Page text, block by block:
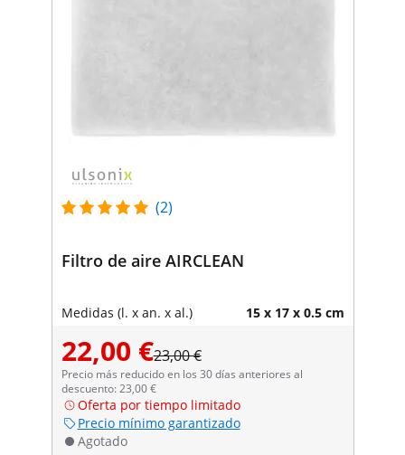
(2)
Filtro de aire AIRCLEAN
Medidas (l. x an. x al.) 15 x 17 x 0.5 cm
22,00 €23,00 €
Precio más reducido en los 30 días anteriores al
descuento: 23,00 €
Oferta por tiempo limitado
Precio mínimo garantizado
Agotado